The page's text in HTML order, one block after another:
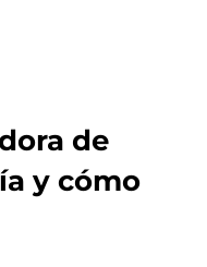
de
y cómo